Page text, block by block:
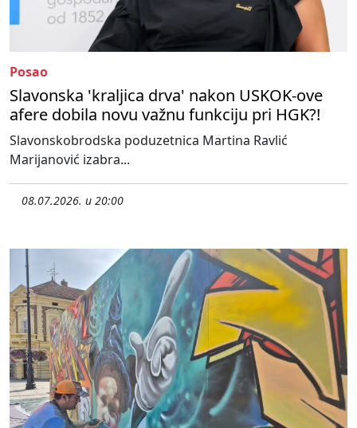
Posao
Slavonska 'kraljica drva' nakon USKOK-ove
afere dobila novu važnu funkciju pri HGK?!
Slavonskobrodska poduzetnica Martina Ravlić
Marijanović izabra...
08.07.2026. u 20:00